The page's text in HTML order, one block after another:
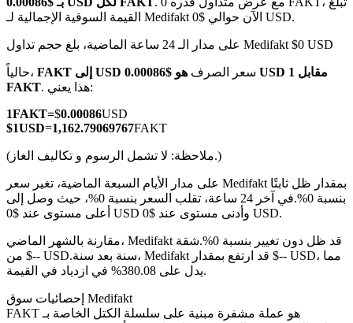
العقود الآجلة للعملات المشفرة
TradFi
مشتقات الأسهم والعملات الأجنبية والمعادن الثمينة والسلع
العقود الآجلة USDC
القيمة السوقية الإجمالية لـ Medifakt الآن حوالي $0 USD.
على مدار الـ 24 ساعة الماضية، بلغ حجم تداول Medifakt $0 USD
حالياً، FAKT إلى USD سعر الصرف
هو $0.00086 USD مقابل 1
FAKT
. هذا يعني:
1FAKT=$0.00086USD
$1USD=1,162.79069767FAKT
(ملاحظة: لا تشمل الرسوم و تكاليف الغاز.)
على مدار الأيام السبعة الماضية، تغير سعر Medifakt بمقدار ظل ثابتًا
بنسبة 0%.
في آخر 24 ساعة، تقلب السعر بنسبة 0%، حيث وصل إلى
أعلى مستوى عند $0 USD وأدنى مستوى عند $0 USD.
مقارنة بالشهر الماضي، Medifakt قد ظل دون تغيير بنسبة 0%.شقة
من $-- USD.سنة بعد سنة، Medifakt قد ارتفع بمقدار $-- USD، مما
يدل على 380.08% في ازدياد في القيمة.
إحصائيات سوق Medifakt
FAKT هو عملة مشفرة مبنية على سلسلة الكتل الخاصة بـ